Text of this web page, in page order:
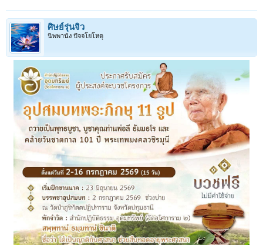
ศิษย์รุ่นจิ๋ว
นิพพานัง ปัจจโยโหตุ